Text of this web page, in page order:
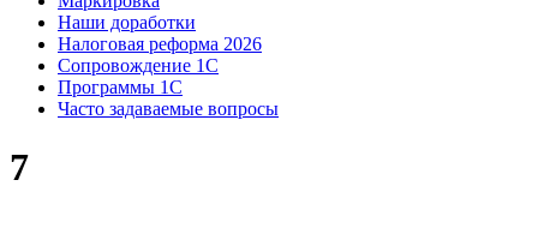
Наши доработки
Налоговая реформа 2026
Сопровождение 1С
Программы 1С
Часто задаваемые вопросы
7